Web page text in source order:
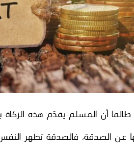
طالما أن المسلم يقدّم هذه
الصدقة، فالصدقة تطهر النفس